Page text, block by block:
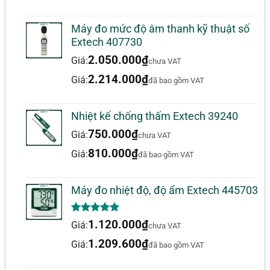
Thông số kỹ thuật
ĐỘ CHÍNH XÁC CƠ BẢN CỦA
DÒNG ĐIỆN XOAY CHIỀU
±2,5%AC
ĐỘ PHÂN GIẢI TỐI ĐA CỦA
DÒNG ĐIỆN XOAY CHIỀU
ĐỘ CHÍNH XÁC CƠ BẢN CỦA
ĐIỆN ÁP XOAY CHIỀU
±1,5% AC
ĐỘ PHÂN GIẢI TỐI ĐA CỦA ĐIỆN
200µF
Máy đo mức độ âm thanh kỹ thuật số
Extech 407730
Giá:2.050.000₫chưa VAT
Giá:2.214.000₫đã bao gồm VAT
Nhiệt kế chống thấm Extech 39240
Giá:750.000₫chưa VAT
Giá:810.000₫đã bao gồm VAT
Máy đo nhiệt độ, độ ẩm Extech 445703
5.00trên 5
dựa trên
1
đánh giá
Giá:1.120.000₫chưa VAT
Giá:1.209.600₫đã bao gồm VAT